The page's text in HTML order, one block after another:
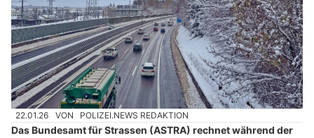
22.01.26 VON POLIZEI.NEWS REDAKTION
Das Bundesamt für Strassen (ASTRA) rechnet während der